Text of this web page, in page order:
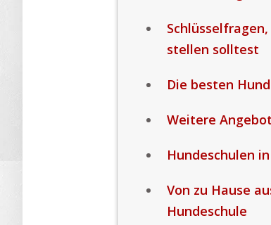
stellen solltest
Die besten
Weitere
Hundeschulen
Von zu Hause
Hundeschule